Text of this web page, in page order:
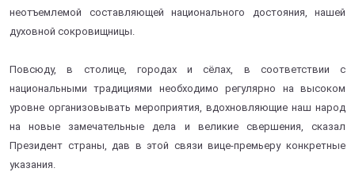
неотъемлемой составляющей национального достояния, нашей
духовной сокровищницы.
Повсюду, в столице, городах и сёлах, в соответствии с
национальными традициями необходимо регулярно на высоком
уровне организовывать мероприятия, вдохновляющие наш народ
на новые замечательные дела и великие свершения, сказал
Президент страны, дав в этой связи вице-премьеру конкретные
указания.